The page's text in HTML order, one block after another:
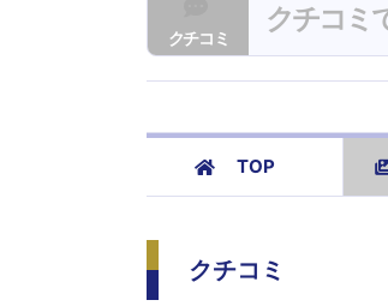
クチコミ
クチコミ
TOP
クチコミ